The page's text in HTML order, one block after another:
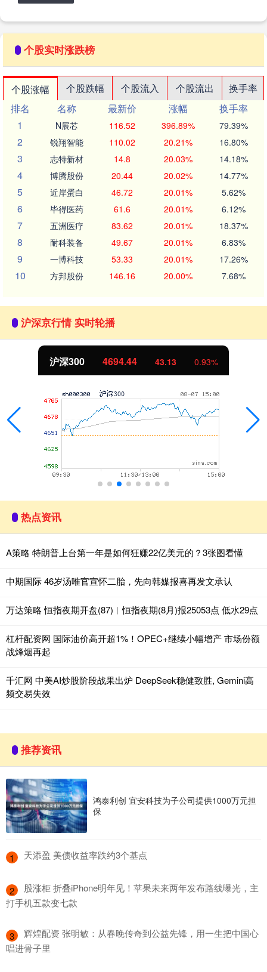
个股实时涨跌榜
个股涨幅 个股跌幅 个股流入 个股流出
换手率
排名
名称 最新价 涨幅
换手率
1
N展芯 116.52 396.89% 79.39%
2 锐翔智能 110.02 20.21% 16.80%
3 志特新材 14.8 20.03% 14.18%
4 博腾股份 20.44 20.02% 14.77%
5 近岸蛋白 46.72 20.01% 5.62%
6 毕得医药 61.6 20.01% 6.12%
7 五洲医疗 83.62 20.01% 18.37%
8 耐科装备 49.67 20.01% 6.83%
9 一博科技 53.33 20.01% 17.26%
10 方邦股份 146.16 20.00% 7.68%
沪深京行情 实时轮播
沪深300 4694.44 43.13 0.93%
热点资讯
A策略 特朗普上台第一年是如何狂赚22亿美元的？3张图看懂
中期国际 46岁汤唯官宣怀二胎，先向韩媒报喜再发文承认
万达策略 恒指夜期开盘(87)︱恒指夜期(8月)报25053点 低水29点
杠杆配资网 国际油价高开超1%！OPEC+继续小幅增产 市场份额
战烽烟再起
千汇网 中美AI炒股阶段战果出炉 DeepSeek稳健致胜, Gemini高
频交易失效
推荐资讯
鸿泰利创 宜安科技为子公司提供1000万元担
保
1 ​天添盈 美债收益率跌约3个基点
2
​股涨柜 折叠iPhone明年见！苹果未来两年发布路线曝光，主
打手机五款变七款
3
​辉煌配资 张明敏：从春晚传奇到公益先锋，用一生把中国心
唱进骨子里